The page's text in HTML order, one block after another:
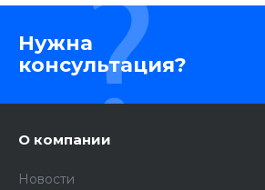
Нужна
консультация?
О компании
Новости